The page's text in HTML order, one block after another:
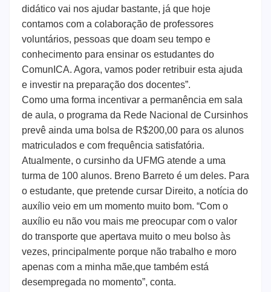
didático vai nos ajudar bastante, já que hoje
contamos com a colaboração de professores
voluntários, pessoas que doam seu tempo e
conhecimento para ensinar os estudantes do
ComunICA. Agora, vamos poder retribuir esta ajuda
e investir na preparação dos docentes”.
Como uma forma incentivar a permanência em sala
de aula, o programa da Rede Nacional de Cursinhos
prevê ainda uma bolsa de R$200,00 para os alunos
matriculados e com frequência satisfatória.
Atualmente, o cursinho da UFMG atende a uma
turma de 100 alunos. Breno Barreto é um deles. Para
o estudante, que pretende cursar Direito, a notícia do
auxílio veio em um momento muito bom. “Com o
auxílio eu não vou mais me preocupar com o valor
do transporte que apertava muito o meu bolso às
vezes, principalmente porque não trabalho e moro
apenas com a minha mãe,que também está
desempregada no momento”, conta.